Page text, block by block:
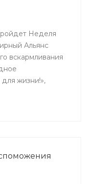
Неделя
Альянс
вскармливания
жизни!»,